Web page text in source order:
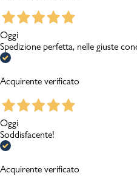
Oggi
Spedizione perfetta, nelle giuste
Acquirente verificato
Oggi
Soddisfacente!
Acquirente verificato